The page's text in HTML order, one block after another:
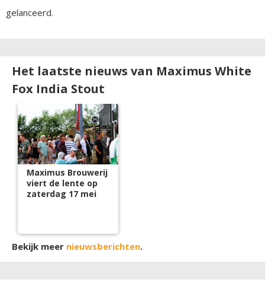
gelanceerd.
Het laatste nieuws van Maximus White
Fox India Stout
Maximus Brouwerij
viert de lente op
zaterdag 17 mei
Bekijk meer nieuwsberichten.